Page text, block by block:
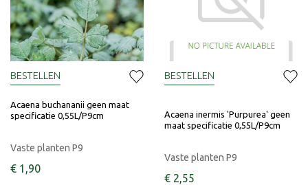
Acaena buchananii geen maat
specificatie 0,55L/P9cm
Vaste planten P9
€ 1 ,90
BESTELLEN
Acaena inermis 'Purpurea' geen
maat specificatie 0,55L/P9cm
Vaste planten P9
€ 2,55
BESTELLEN